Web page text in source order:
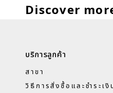
Discover
บริการลูกค้า
สาขา
วิธีการสั่งซื้อและชำระเงิ